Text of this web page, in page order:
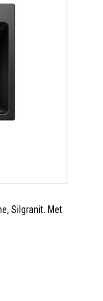
Silgranit. Met